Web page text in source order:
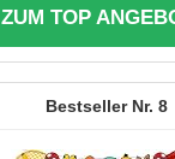
ZUM TOP
8